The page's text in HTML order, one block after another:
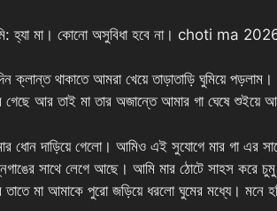
হ্যা মা। কোনো অসুবিধা হবে না। choti ma
ক্লান্ত থাকাতে আমরা খেয়ে তাড়াতাড়ি ঘুমিয়ে
গেছে আর তাই মা তার অজান্তে আমার গা ঘেষে শুইয়ে
ধোন দাড়িয়ে গেলো। আমিও এই সুযোগে মার গা এর
সাথে লেগে আছে। আমি মার ঠোটে সাহস করে
মা আমাকে পুরো জড়িয়ে ধরলো ঘুমের মধ্যে। মনে